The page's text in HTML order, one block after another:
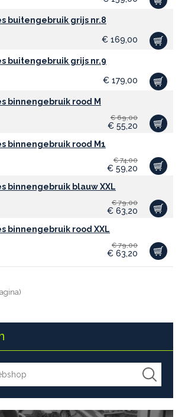
buitengebruik grijs nr.8
€ 169,00
buitengebruik grijs nr.9
€ 179,00
binnengebruik rood M
€69,00
€ 55,20
binnengebruik rood M1
€74,00
€ 59,20
binnengebruik blauw XXL
€79,00
€ 63,20
binnengebruik rood XXL
€79,00
€ 63,20